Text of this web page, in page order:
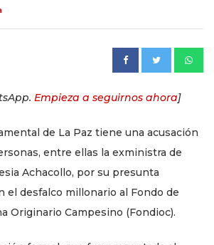
Empieza a seguirnos ahora]
de La Paz tiene una acusación
entre ellas la exministra de
Achacollo, por su presunta
el desfalco millonario al Fondo de
Originario Campesino (Fondioc).